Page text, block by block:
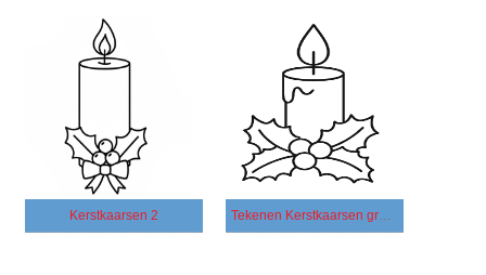
Kerstkaarsen 2 Tekenen Kerstkaarsen gratis afdrukbaar basis